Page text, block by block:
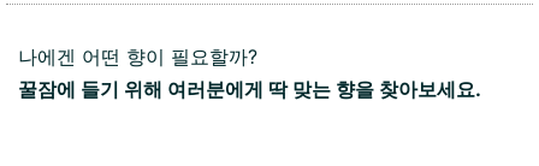
나에겐 어떤 향이 필요할까?
꿀잠에 들기 위해 여러분에게 딱 맞는 향을 찾아보세요.